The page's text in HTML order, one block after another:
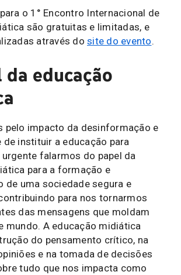
o 1° Encontro Internacional de
são gratuitas e limitadas, e
através do site do evento.
da educação
pelo impacto da desinformação e
de instituir a educação para
falarmos do papel da
para a formação e
de uma sociedade segura e
para nos tornarmos
das mensagens que moldam
mundo. A educação midiática
do pensamento crítico, na
e na tomada de decisões
tudo que nos impacta como